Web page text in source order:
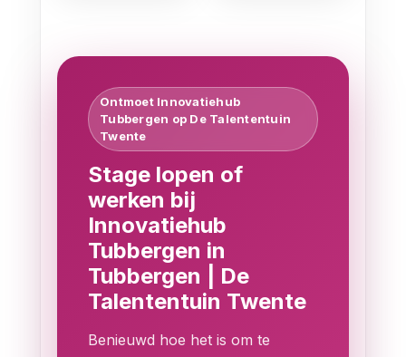
Ontmoet Innovatiehub
Tubbergen op De Talententuin
Twente
Stage lopen of
werken bij
Innovatiehub
Tubbergen in
Tubbergen | De
Talententuin Twente
Benieuwd hoe het is om te